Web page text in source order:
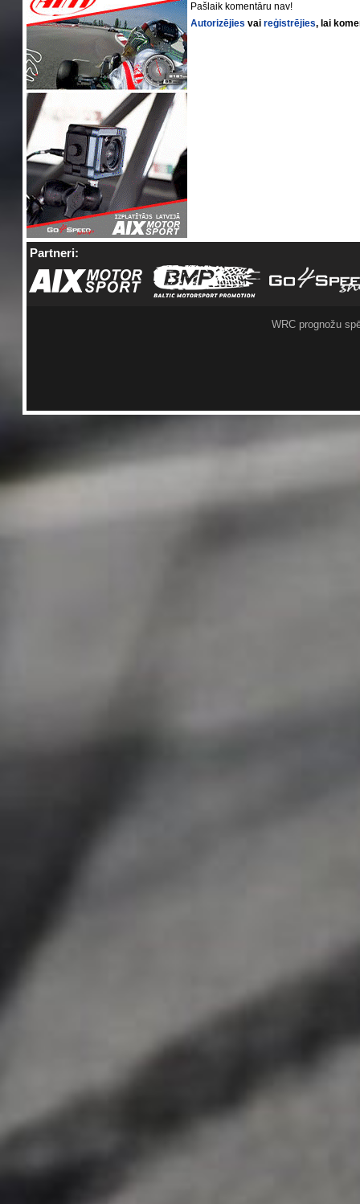
Pašlaik komentāru nav!
Autorizējies vaireģistrējies, lai
Partneri:
WRC prognožu